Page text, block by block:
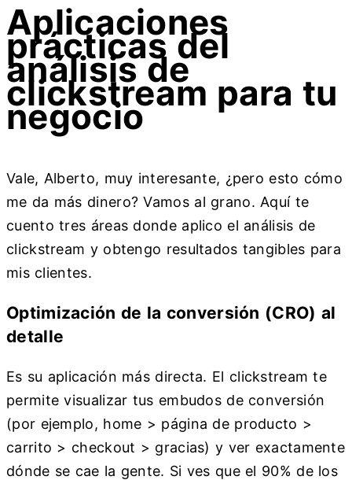
Aplicaciones
prácticas del
análisis de
clickstream para tu
negocio
Vale, Alberto, muy interesante, ¿pero esto cómo
me da más dinero? Vamos al grano. Aquí te
cuento tres áreas donde aplico el análisis de
clickstream y obtengo resultados tangibles para
mis clientes.
Optimización de la conversión (CRO) al
detalle
Es su aplicación más directa. El clickstream te
permite visualizar tus embudos de conversión
(por ejemplo, home > página de producto >
carrito > checkout > gracias) y ver exactamente
dónde se cae la gente. Si ves que el 90% de los